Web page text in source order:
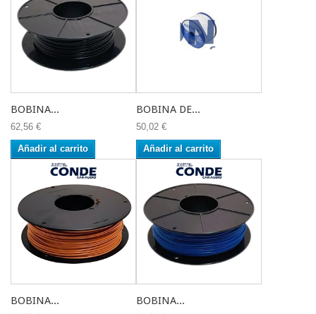
BOBINA...
62,56 €
Añadir al carrito
BOBINA DE...
50,02 €
Añadir al carrito
BOBINA... BOBINA...